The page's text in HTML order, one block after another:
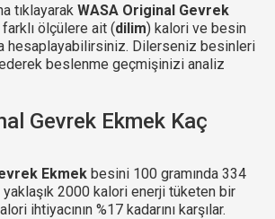
tıklayarak WASA Original Gevrek
ölçülere ait (dilim) kalori ve besin
hesaplayabilirsiniz. Dilerseniz besinleri
beslenme geçmişinizi analiz
Gevrek Ekmek Kaç
Ekmek besini 100 gramında 334
2000 kalori enerji tüketen bir
ihtiyacının %17 kadarını karşılar.